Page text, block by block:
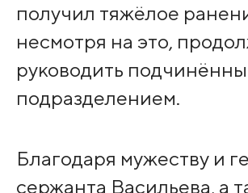
получил тяжёлое
несмотря на это,
руководить
подразделением.
Благодаря мужеству и
сержанта Васильева, а